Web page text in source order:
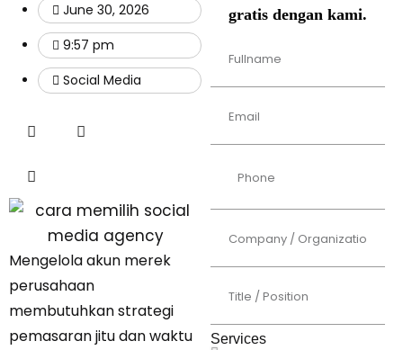
June 30, 2026
9:57 pm
Social Media
Mengelola akun merek
perusahaan
membutuhkan strategi
pemasaran jitu dan waktu
gratis dengan kami.
Services